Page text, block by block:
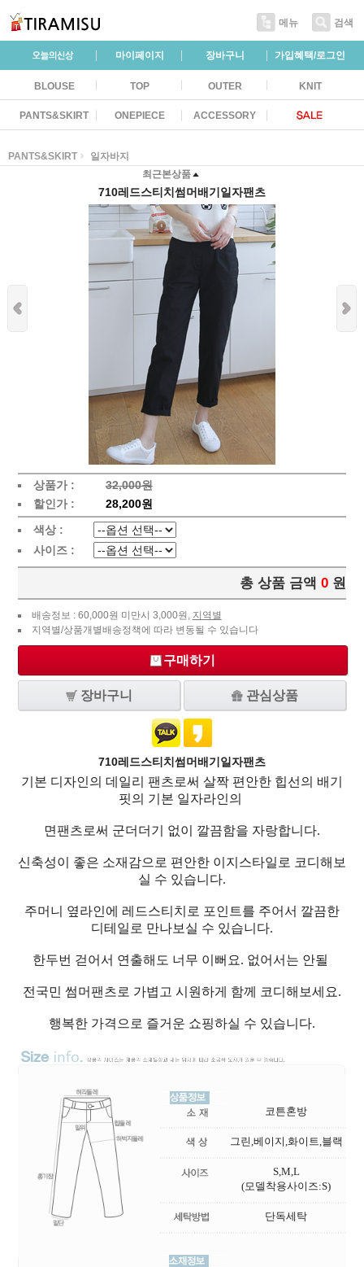
메뉴 검색
마이페이지 장바구니 가입혜택/로그인
BLOUSE TOP OUTER KNIT
PANTS&SKIRT ONEPIECE ACCESSORY
PANTS&SKIRT
일자바지
최근본상품
710레드스티치썸머배기일자팬츠
상품가 :
32,000원
할인가 :
28,200원
색상 :
사이즈 :
총 상품 금액 0 원
배송정보 : 60,000원 미만시 3,000원, 지역별
지역별/상품개별배송정책에 따라 변동될 수 있습니다
구매하기
장바구니 관심상품
710레드스티치썸머배기일자팬츠
기본 디자인의 데일리 팬츠로써 살짝 편안한 힙선의 배기
핏의 기본 일자라인의
면팬츠로써 군더더기 없이 깔끔함을 자랑합니다.
신축성이 좋은 소재감으로 편안한 이지스타일로 코디해보
실 수 있습니다.
주머니 옆라인에 레드스티치로 포인트를 주어서 깔끔한
디테일로 만나보실 수 있습니다.
한두번 걷어서 연출해도 너무 이뻐요. 없어서는 안될
전국민 썸머팬츠로 가볍고 시원하게 함께 코디해보세요.
행복한 가격으로 즐거운 쇼핑하실 수 있습니다.
코튼혼방
그린,베이지,화이트,블랙
S,M,L
(모델착용사이즈:S)
단독세탁